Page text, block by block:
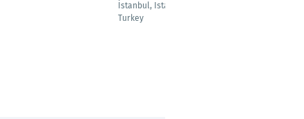
İstanbul, Istanbul,
Turkey